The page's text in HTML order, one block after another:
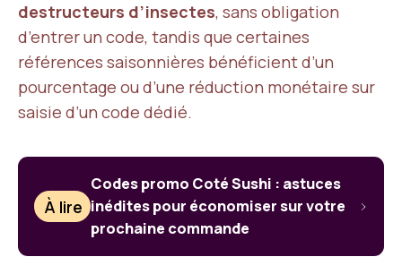
destructeurs d’insectes, sans obligation
d’entrer un code, tandis que certaines
références saisonnières bénéficient d’un
pourcentage ou d’une réduction monétaire sur
saisie d’un code dédié.
À lire
Codes promo Coté Sushi : astuces
inédites pour économiser sur votre
prochaine commande